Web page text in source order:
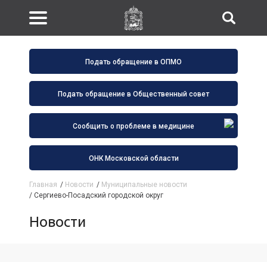
Подать обращение в ОПМО
Подать обращение в Общественный совет
Сообщить о проблеме в медицине
ОНК Московской области
Главная / Новости / Муниципальные новости
/ Сергиево-Посадский городской округ
Новости